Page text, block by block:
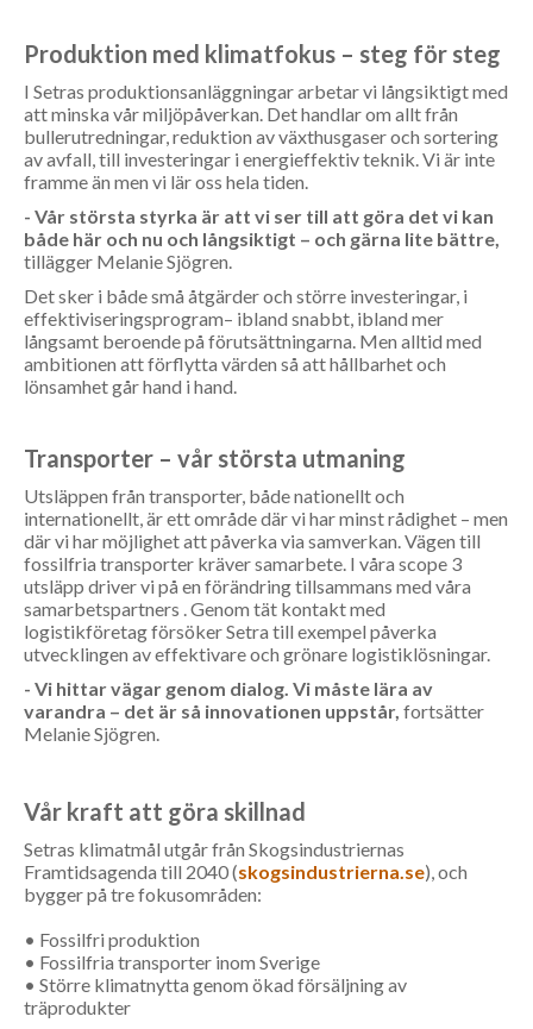
Produktion med klimatfokus – steg för steg
I Setras produktionsanläggningar arbetar vi långsiktigt med
att minska vår miljöpåverkan. Det handlar om allt från
bullerutredningar, reduktion av växthusgaser och sortering
av avfall, till investeringar i energieffektiv teknik. Vi är inte
framme än men vi lär oss hela tiden.
- Vår största styrka är att vi ser till att göra det vi kan
både här och nu och långsiktigt – och gärna lite bättre,
tillägger Melanie Sjögren.
Det sker i både små åtgärder och större investeringar, i
effektiviseringsprogram– ibland snabbt, ibland mer
långsamt beroende på förutsättningarna. Men alltid med
ambitionen att förflytta värden så att hållbarhet och
lönsamhet går hand i hand.
Transporter – vår största utmaning
Utsläppen från transporter, både nationellt och
internationellt, är ett område där vi har minst rådighet – men
där vi har möjlighet att påverka via samverkan. Vägen till
fossilfria transporter kräver samarbete. I våra scope 3
utsläpp driver vi på en förändring tillsammans med våra
samarbetspartners . Genom tät kontakt med
logistikföretag försöker Setra till exempel påverka
utvecklingen av effektivare och grönare logistiklösningar.
- Vi hittar vägar genom dialog. Vi måste lära av
varandra – det är så innovationen uppstår, fortsätter
Melanie Sjögren.
Vår kraft att göra skillnad
Setras klimatmål utgår från Skogsindustriernas
Framtidsagenda till 2040 (skogsindustrierna.se), och
bygger på tre fokusområden:
• Fossilfri produktion
• Fossilfria transporter inom Sverige
• Större klimatnytta genom ökad försäljning av
träprodukter